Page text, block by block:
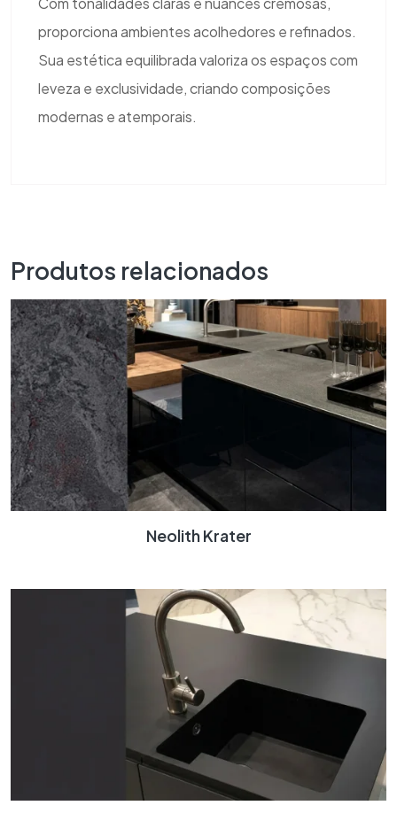
proporciona ambientes acolhedores e refinados.
Sua estética equilibrada valoriza os espaços com
leveza e exclusividade, criando composições
modernas e atemporais.
Produtos relacionados
Neolith Krater